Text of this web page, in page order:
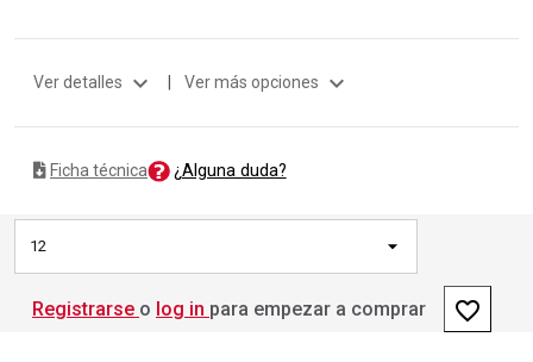
Ver detalles expand_more | Ver más opciones expand_more
Ficha técnica ¿Alguna duda?
12
Registrarse o log in para empezar a comprar favorite_border